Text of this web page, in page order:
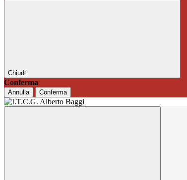
Chiudi
Conferma
Annulla Conferma